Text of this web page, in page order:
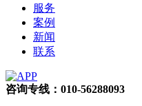
服务
案例
新闻
联系
咨询专线：010-56288093